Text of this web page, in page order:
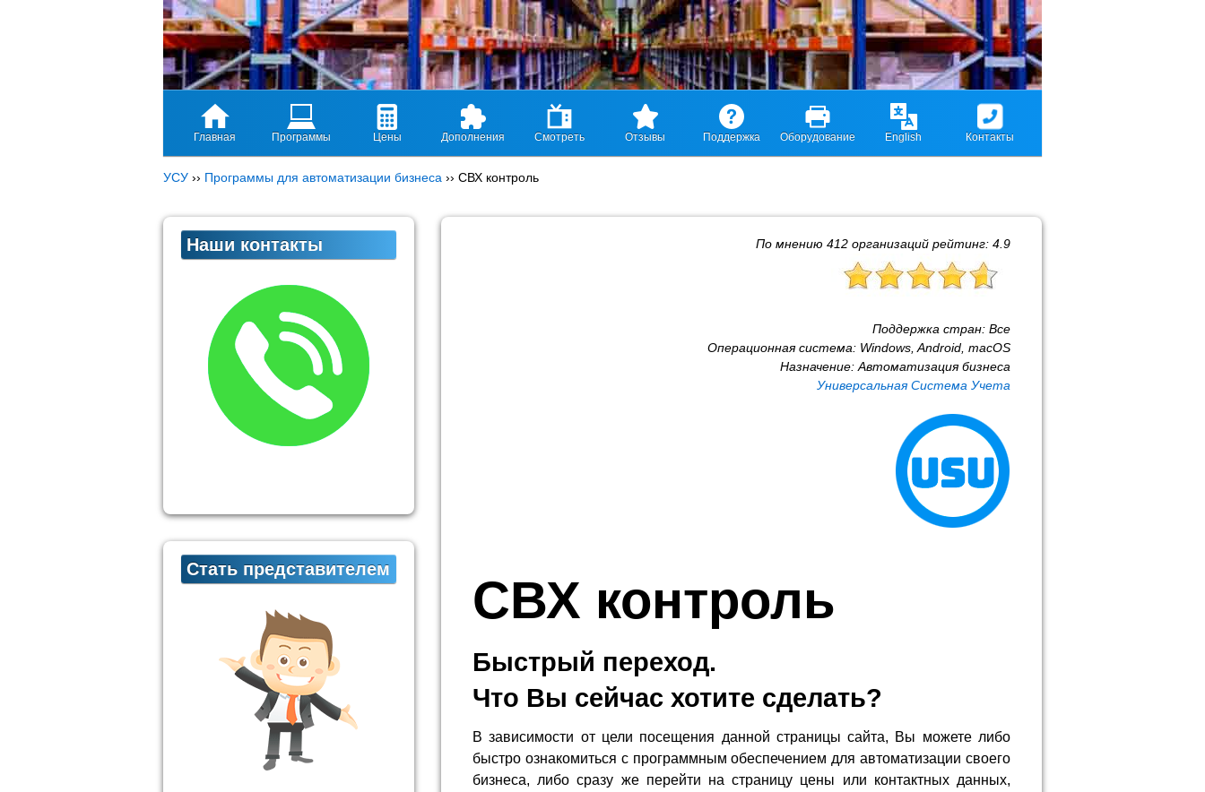
Главная Программы Цены Дополнения Смотреть Отзывы Поддержка Оборудование English Контакты
УСУ ›› Программы для автоматизации бизнеса ›› СВХ контроль
По мнению 412 организаций рейтинг: 4.9
Поддержка стран: Все
Операционная система: Windows, Android, macOS
Назначение: Автоматизация бизнеса
Универсальная Система Учета
СВХ контроль
Быстрый переход.
Что Вы сейчас хотите сделать?
В зависимости от цели посещения данной страницы сайта, Вы можете либо
быстро ознакомиться с программным обеспечением для автоматизации своего
бизнеса, либо сразу же перейти на страницу цены или контактных данных,
Наши контакты
Стать представителем